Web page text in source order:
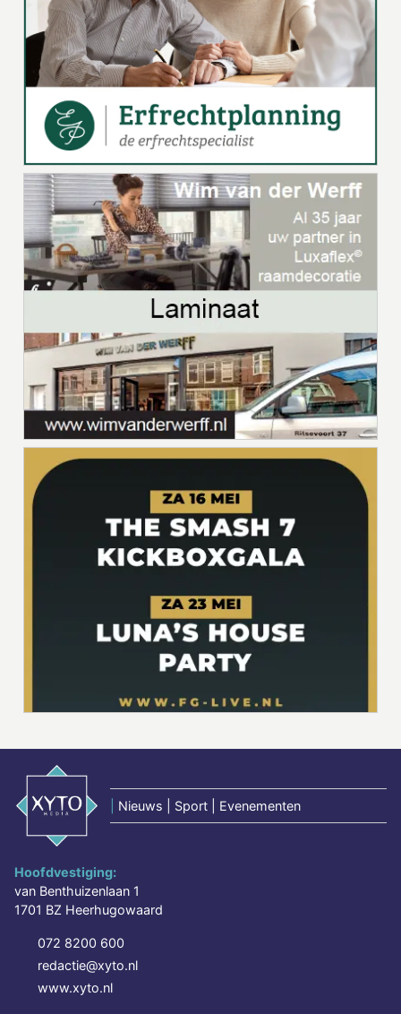
Nieuws | Sport | Evenementen
Hoofdvestiging:
van Benthuizenlaan 1
1701 BZ Heerhugowaard
072 8200 600
redactie@xyto.nl
www.xyto.nl